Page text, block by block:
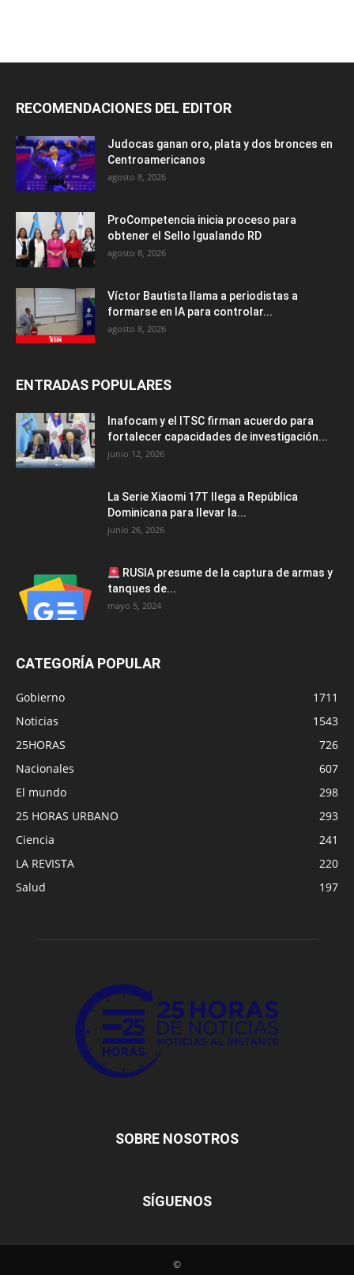
RECOMENDACIONES DEL EDITOR
Judocas ganan oro, plata y dos bronces en
Centroamericanos
agosto 8, 2026
ProCompetencia inicia proceso para
obtener el Sello Igualando RD
agosto 8, 2026
Víctor Bautista llama a periodistas a
formarse en IA para controlar...
agosto 8, 2026
ENTRADAS POPULARES
Inafocam y el ITSC firman acuerdo para
fortalecer capacidades de investigación...
junio 12, 2026
La Serie Xiaomi 17T llega a República
Dominicana para llevar la...
junio 26, 2026
RUSIA presume de la captura de armas y
tanques de...
mayo 5, 2024
CATEGORÍA POPULAR
Gobierno
1711
Noticias
1543
25HORAS
726
Nacionales
607
El mundo
298
25 HORAS URBANO
293
Ciencia
241
LA REVISTA
220
Salud
197
SOBRE NOSOTROS
SÍGUENOS
©